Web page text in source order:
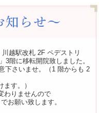
越駅改札 2F ペデストリ
3階に移転開院致しました。
下さいませ。（1 階からも 2
す。）
わりませんので
お願い致します。